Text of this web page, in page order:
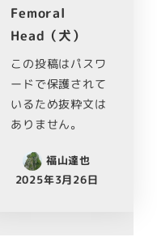
Femoral
Head（犬）
この投稿はパスワ
ードで保護されて
いるため抜粋文は
ありません。
福山達也
2025年3月26日